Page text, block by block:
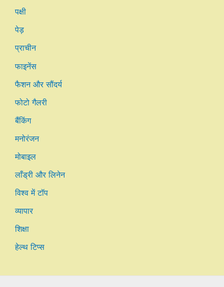
पक्षी
पेड़
प्राचीन
फाइनेंस
फैशन और सौंदर्य
फोटो गैलरी
बैंकिंग
मनोरंजन
मोबाइल
लाँड्री और लिनेन
विश्व में टॉप
व्यापार
शिक्षा
हेल्थ टिप्स